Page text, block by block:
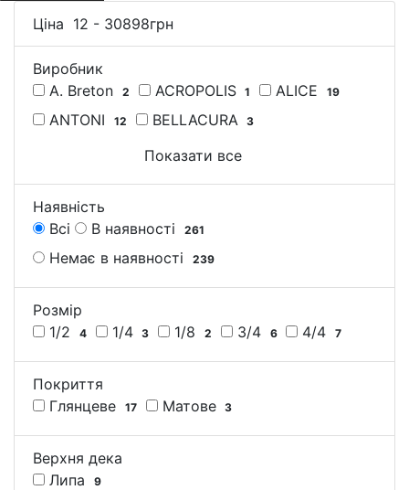
Ціна 12 - 30898грн
Виробник
A. Breton
2 ACROPOLIS 1 ALICE 19
ANTONI 12 BELLACURA 3
Показати все
Наявність
Всі
В наявності 261
Немає в наявності 239
Розмір
1/2
4 1/4 3 1/8 2 3/4 6 4/4 7
Покриття
Глянцеве
17 Матове 3
Верхня дека
Липа
9